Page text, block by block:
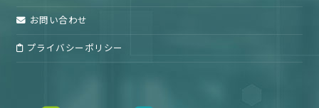
お問い合わせ
プライバシーポリシー